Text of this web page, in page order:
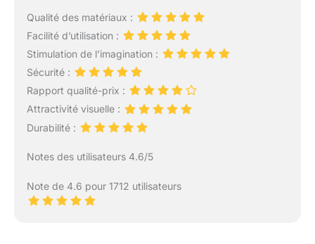
Qualité des matériaux :
Facilité d’utilisation :
Stimulation de l’imagination :
Sécurité :
Rapport qualité-prix :
Attractivité visuelle :
Durabilité :
Notes des utilisateurs 4.6/5
Note de 4.6 pour 1712 utilisateurs